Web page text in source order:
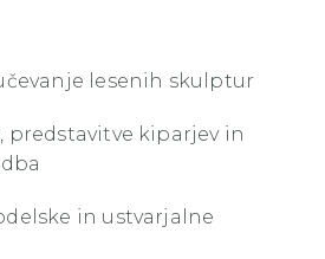
lesenih skulptur
predstavitve kiparjev in
in ustvarjalne